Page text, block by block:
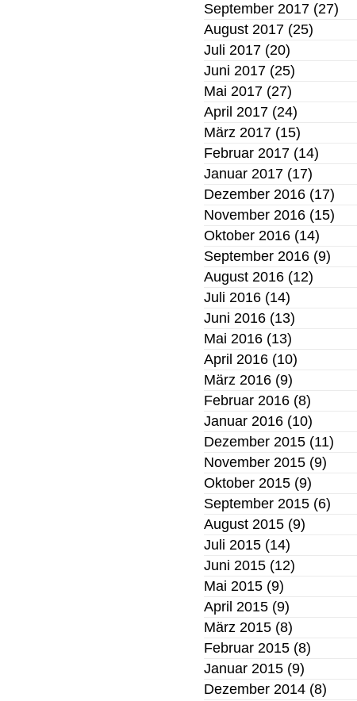
September 2017 (27)
August 2017 (25)
Juli 2017 (20)
Juni 2017 (25)
Mai 2017 (27)
April 2017 (24)
März 2017 (15)
Februar 2017 (14)
Januar 2017 (17)
Dezember 2016 (17)
November 2016 (15)
Oktober 2016 (14)
September 2016 (9)
August 2016 (12)
Juli 2016 (14)
Juni 2016 (13)
Mai 2016 (13)
April 2016 (10)
März 2016 (9)
Februar 2016 (8)
Januar 2016 (10)
Dezember 2015 (11)
November 2015 (9)
Oktober 2015 (9)
September 2015 (6)
August 2015 (9)
Juli 2015 (14)
Juni 2015 (12)
Mai 2015 (9)
April 2015 (9)
März 2015 (8)
Februar 2015 (8)
Januar 2015 (9)
Dezember 2014 (8)